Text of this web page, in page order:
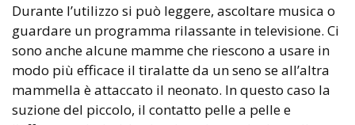
Durante l’utilizzo si può leggere, ascoltare musica o
guardare un programma rilassante in televisione. Ci
sono anche alcune mamme che riescono a usare in
modo più efficace il tiralatte da un seno se all’altra
mammella è attaccato il neonato. In questo caso la
suzione del piccolo, il contatto pelle a pelle e